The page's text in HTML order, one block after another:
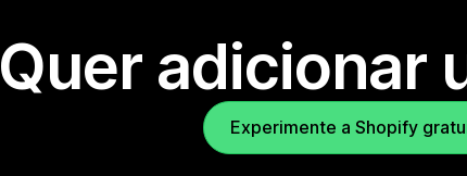
Quer adicionar
Experimente a Shopify